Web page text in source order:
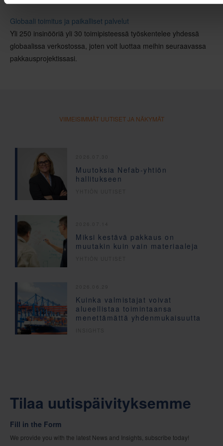
Globaali toimitus ja paikalliset palvelut
Yli 250 insinööriä yli 30 toimipisteessä työskentelee yhdessä
globaalissa verkostossa, joten voit luottaa meihin seuraavassa
pakkausprojektissasi.
VIIMEISIMMÄT UUTISET JA NÄKYMÄT
Muutoksia Nefab-yhtiön
hallitukseen
Miksi kestävä pakkaus on
muutakin kuin vain materiaaleja
Kuinka valmistajat voivat
alueellistaa toimintaansa
menettämättä yhdenmukaisuutta
Tilaa uutispäivityksemme
Fill in the Form
We provide you with the latest News and Insights, subscribe today!